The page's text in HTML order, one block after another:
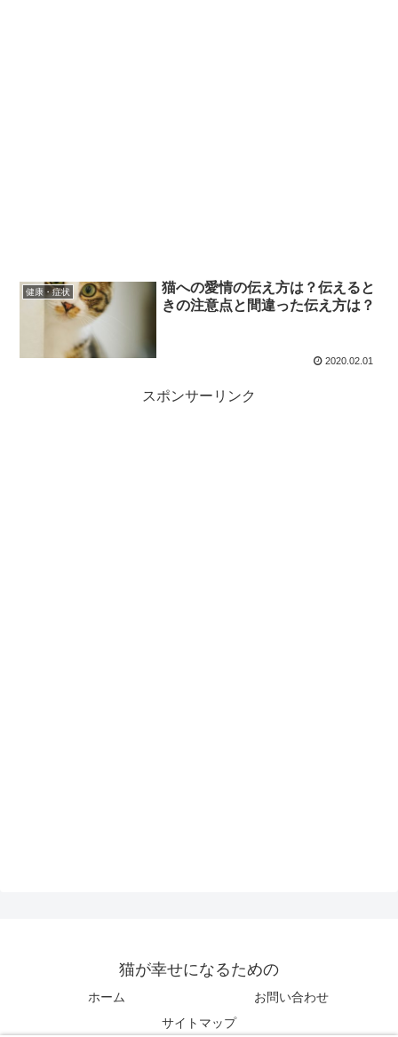
健康・症状
猫への愛情の伝え方は？伝えると
きの注意点と間違った伝え方は？
2020.02.01
スポンサーリンク
猫が幸せになるための
ホーム
お問い合わせ
サイトマップ